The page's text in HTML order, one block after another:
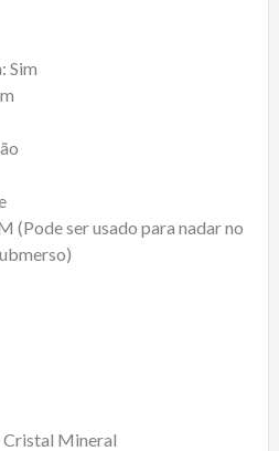
Sim
(Pode ser usado para nadar no
Mineral